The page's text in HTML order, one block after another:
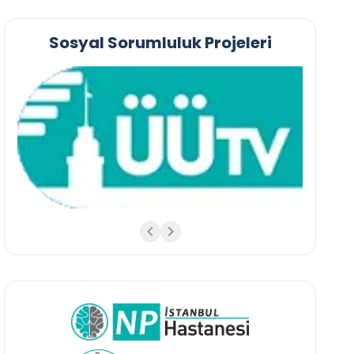
Sosyal Sorumluluk Projeleri